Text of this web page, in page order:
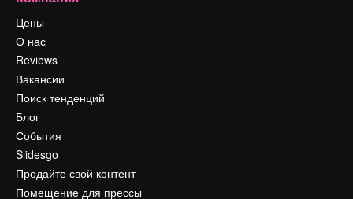
Цены
О нас
Reviews
Вакансии
Поиск тенденций
Блог
События
Slidesgo
Продайте свой контент
Помещение для прессы